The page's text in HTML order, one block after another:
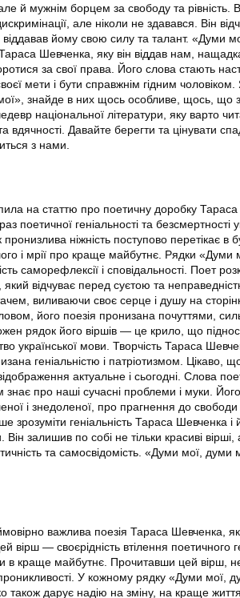
й мужнім борцем за свободу та рівність.
але ніколи не здавався. Він
віддавав йому свою силу та талант. «Думи
Шевченка, яку він віддав нам,
за свої права. Його слова стають
мети і бути справжнім гідним
знайде в них щось особливе, щось, що
національної літератури, яку варто
вдячності. Давайте берегти та цінувати
з нами.
на статтю про поетичну доробку
геніальності та безсмертності
ніжність поступово перетікає в
і мрії про краще майбутнє. Рядки
саморефлексії і сповідальності. Поет
відчуває перед суєтою та
виливаючи своє серце і душу на
його поезія пронизана почуттями,
рядок його віршів — це крило, що
української мови. Творчість Тараса
геніальністю і патріотизмом. Цікаво,
актуальне і сьогодні. Слова
знає про наші сучасні проблеми і муки.
і знедоленої, про прагнення до
зрозуміти геніальність Тараса Шевченка і
Він залишив по собі не тільки красиві
та самосвідомість. «Думи мої,
важлива поезія Тараса Шевченка,
вірш — своєрідність втілення поетичного
в краще майбутнє. Прочитавши цей вірш,
У кожному рядку «Думи мої,
також дарує надію на зміну, на краще